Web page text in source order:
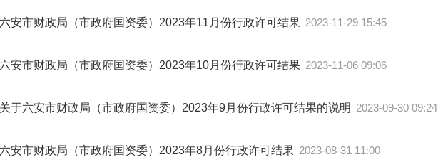
六安市财政局（市政府国资委）2023年11月份行政许可结果 2023-11-29 15:45
六安市财政局（市政府国资委）2023年10月份行政许可结果 2023-11-06 09:06
关于六安市财政局（市政府国资委）2023年9月份行政许可结果的说明 2023-09-30 09:24
六安市财政局（市政府国资委）2023年8月份行政许可结果 2023-08-31 11:00